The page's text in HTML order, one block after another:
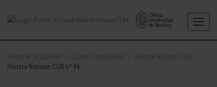
Portal de Actualidad > Somos Actualidad > Revista Noticias.CUN
>
Revista Noticias.CUN nº 94